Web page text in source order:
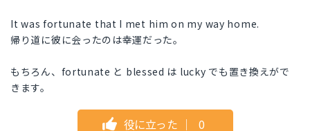
It was fortunate that I met him on my way home.
帰り道に彼に会ったのは幸運だった。
もちろん、fortunate と blessed は lucky でも置き換えがで
きます。
役に立った ｜ 0